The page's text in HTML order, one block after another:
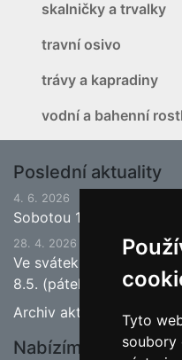
Tyto
soubory
skalničky a trvalky
travní osivo
trávy a kapradiny
vodní a bahenní
Poslední aktuality
4. 6. 2026
Sobotou 13.6.2026 bude
28. 4. 2026
Ve svátek 1.5. (pátek)
8.5. (pátek) bude
Archiv aktualit
Nabízíme